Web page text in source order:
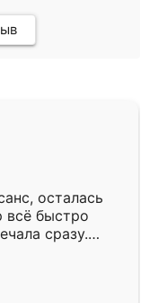
осталась
всё быстро
сразу.
подошёл к
Собрали
даже